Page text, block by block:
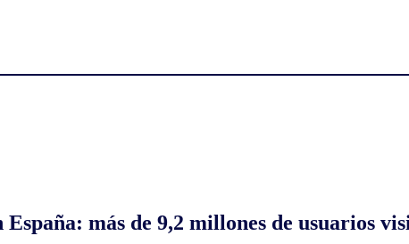
más de 9,2 millones de usuarios